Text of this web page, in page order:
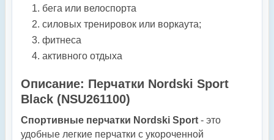
бега или велоспорта
силовых тренировок или воркаута;
фитнеса
активного отдыха
Описание: Перчатки Nordski Sport
Black (NSU261100)
Спортивные перчатки Nordski Sport - это
удобные легкие перчатки с укороченной